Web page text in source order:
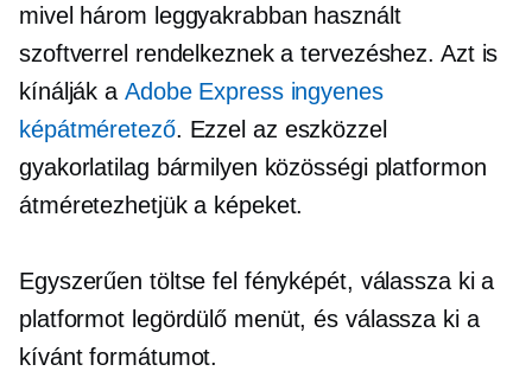
mivel három leggyakrabban használt
szoftverrel rendelkeznek a tervezéshez. Azt is
kínálják a Adobe Express ingyenes
képátméretező. Ezzel az eszközzel
gyakorlatilag bármilyen közösségi platformon
átméretezhetjük a képeket.
Egyszerűen töltse fel fényképét, válassza ki a
platformot legördülő menüt, és válassza ki a
kívánt formátumot.